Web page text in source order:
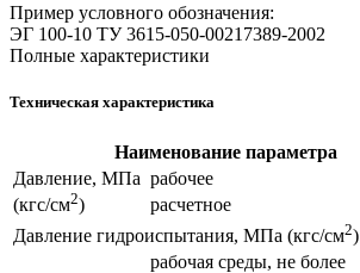
Пример условного обозначения:
ЭГ 100-10 ТУ 3615-050-00217389-2002
Полные характеристики
Техническая характеристика
Наименование параметра
Давление, МПа
(кгс/см2)
рабочее
расчетное
Давление гидроиспытания, МПа (кгс/см2)
рабочая среды, не более